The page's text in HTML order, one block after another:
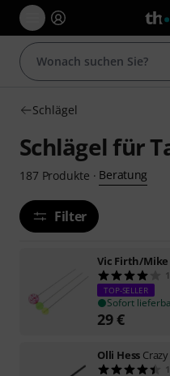
Schlägel
Schlägel für
187 Produkte · Beratung
Filter
Vic Firth/
TOP-SELLER
Sofort
29€
Olli Hess